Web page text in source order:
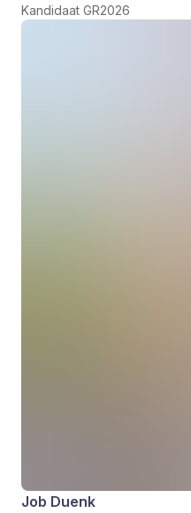
Kandidaat GR2026
Job Duenk